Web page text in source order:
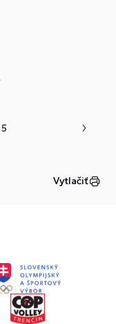
5
Vytlačiť